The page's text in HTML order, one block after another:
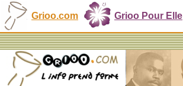
Grioo.com Grioo Pour Elle